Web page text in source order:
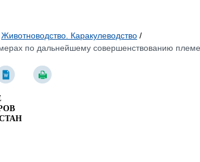
Животноводство. Каракулеводство /
по дальнейшему совершенствованию